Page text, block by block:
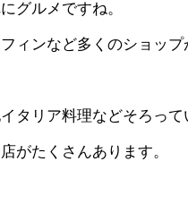
グルメですね。
ンなど多くのショップ
タリア料理などそろって
がたくさんあります。